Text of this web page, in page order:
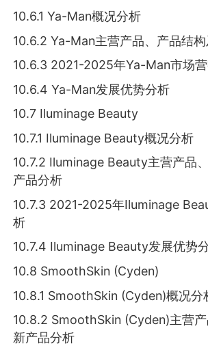
10.6.1 Ya-Man概况分析
10.6.2 Ya-Man主营产品、产品结
10.6.3 2021-2025年Ya-Man市场
10.6.4 Ya-Man发展优势分析
10.7 Iluminage Beauty
10.7.1 Iluminage Beauty概况分析
10.7.2 Iluminage Beauty主营产品
产品分析
10.7.3 2021-2025年Iluminage
析
10.7.4 Iluminage Beauty发展优势
10.8 SmoothSkin (Cyden)
10.8.1 SmoothSkin (Cyden)概况分
10.8.2 SmoothSkin (Cyden)主营
新产品分析